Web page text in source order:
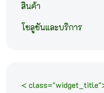
สินค้า
โซลูชันและบริการ
<